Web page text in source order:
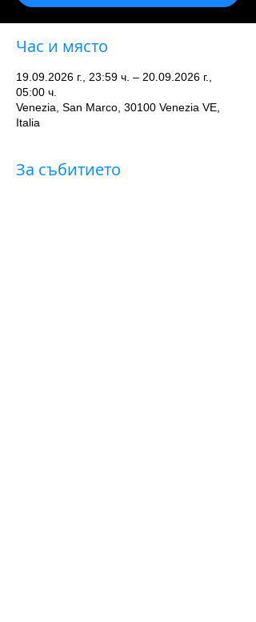
Час и място
19.09.2026 г., 23:59 ч. – 20.09.2026 г.,
05:00 ч.
Venezia, San Marco, 30100 Venezia VE,
Italia
За събитието